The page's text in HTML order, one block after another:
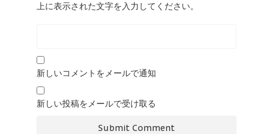
上に表示された文字を入力してください。
新しいコメントをメールで通知
新しい投稿をメールで受け取る